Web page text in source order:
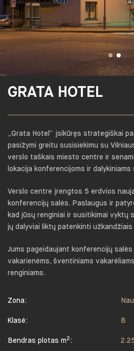
GRATA HOTEL
„Grata Hotel“ įsikūręs strategiškai
pasižymi greitu susisiekimu su
verslo taškais miesto centre ir
lokacija konferencijoms ir dalykiniams
Verslo centre įrengtos 5 erdvios
konferencijų salės. Paslaugus ir
kad jūsų renginiai ir susitikimai vyktų
jų dalyviai liktų patenkinti užkandžiais
Jums pageidaujant konferencijų
vakarienėms, šventiniams
renginiams.
Zona:
Klasė: B
Bendras plotas m 2 :